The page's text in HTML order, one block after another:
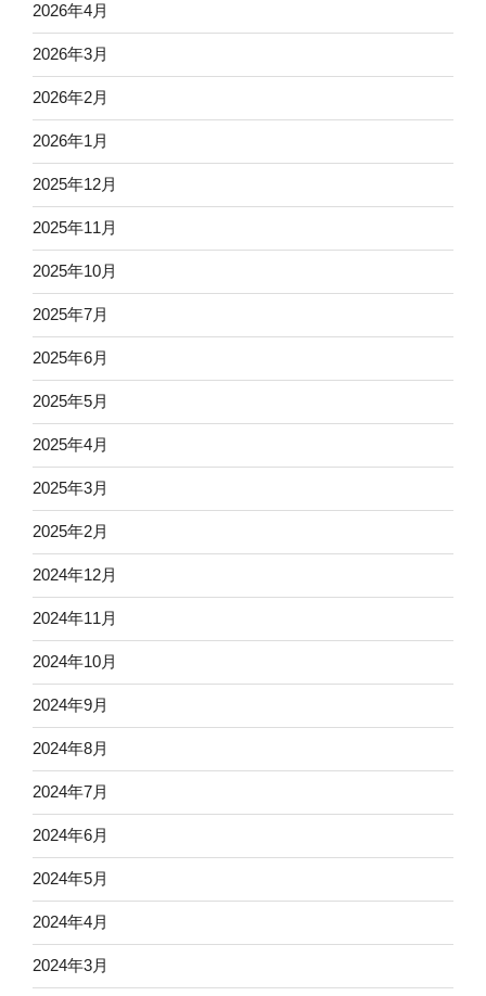
2026年4月
2026年3月
2026年2月
2026年1月
2025年12月
2025年11月
2025年10月
2025年7月
2025年6月
2025年5月
2025年4月
2025年3月
2025年2月
2024年12月
2024年11月
2024年10月
2024年9月
2024年8月
2024年7月
2024年6月
2024年5月
2024年4月
2024年3月